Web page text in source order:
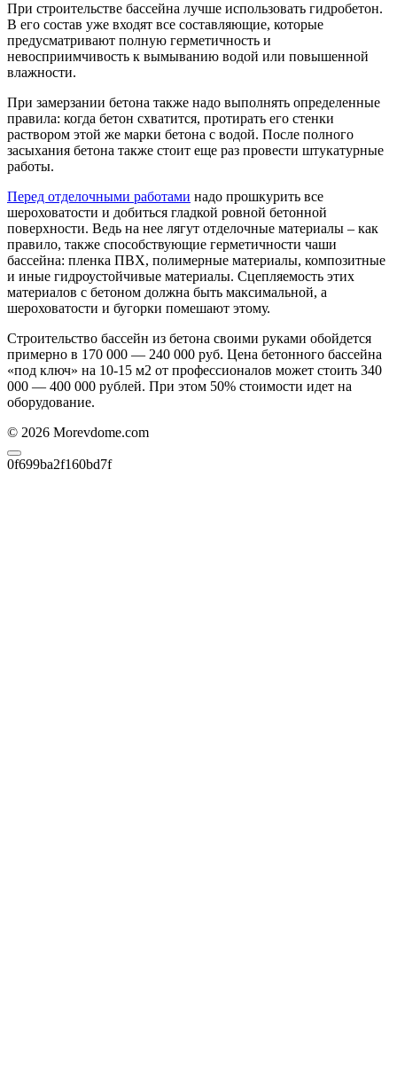
При строительстве бассейна лучше использовать гидробетон.
В его состав уже входят все составляющие, которые
предусматривают полную герметичность и
невосприимчивость к вымыванию водой или повышенной
влажности.
При замерзании бетона также надо выполнять определенные
правила: когда бетон схватится, протирать его стенки
раствором этой же марки бетона с водой. После полного
засыхания бетона также стоит еще раз провести штукатурные
работы.
Перед отделочными работами надо прошкурить все
шероховатости и добиться гладкой ровной бетонной
поверхности. Ведь на нее лягут отделочные материалы – как
правило, также способствующие герметичности чаши
бассейна: пленка ПВХ, полимерные материалы, композитные
и иные гидроустойчивые материалы. Сцепляемость этих
материалов с бетоном должна быть максимальной, а
шероховатости и бугорки помешают этому.
Строительство бассейн из бетона своими руками обойдется
примерно в 170 000 — 240 000 руб. Цена бетонного бассейна
«под ключ» на 10-15 м2 от профессионалов может стоить 340
000 — 400 000 рублей. При этом 50% стоимости идет на
оборудование.
© 2026 Morevdome.com
0f699ba2f160bd7f